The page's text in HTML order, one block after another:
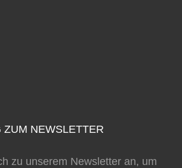
ZUM NEWSLETTER
zu unserem Newsletter an, um